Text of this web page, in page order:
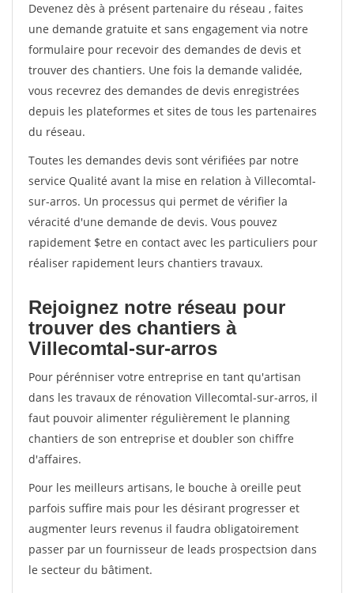
Devenez dès à présent partenaire du réseau , faites
une demande gratuite et sans engagement via notre
formulaire pour recevoir des demandes de devis et
trouver des chantiers. Une fois la demande validée,
vous recevrez des demandes de devis enregistrées
depuis les plateformes et sites de tous les partenaires
du réseau.
Toutes les demandes devis sont vérifiées par notre
service Qualité avant la mise en relation à Villecomtal-
sur-arros. Un processus qui permet de vérifier la
véracité d'une demande de devis. Vous pouvez
rapidement $etre en contact avec les particuliers pour
réaliser rapidement leurs chantiers travaux.
Rejoignez notre réseau pour
trouver des chantiers à
Villecomtal-sur-arros
Pour pérénniser votre entreprise en tant qu'artisan
dans les travaux de rénovation Villecomtal-sur-arros, il
faut pouvoir alimenter régulièrement le planning
chantiers de son entreprise et doubler son chiffre
d'affaires.
Pour les meilleurs artisans, le bouche à oreille peut
parfois suffire mais pour les désirant progresser et
augmenter leurs revenus il faudra obligatoirement
passer par un fournisseur de leads prospectsion dans
le secteur du bâtiment.